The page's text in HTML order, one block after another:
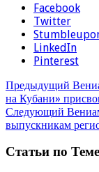
Facebook
Twitter
LinkedIn
Pinterest
Предыдущий
на Кубани»
Следующий
выпускникам
Статьи по Теме